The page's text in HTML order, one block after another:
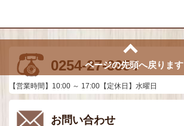
ページの先頭へ戻ります
0254-27-3354
【営業時間】10:00 ～ 17:00【定休日】水曜日
お問い合わせ